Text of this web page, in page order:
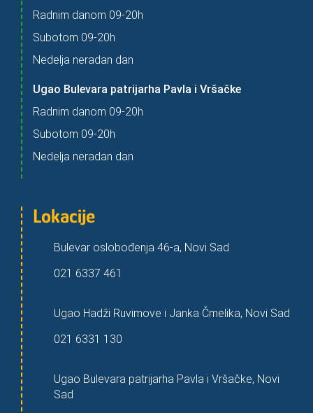
Radnim danom 09-20h
Subotom 09-20h
Nedelja neradan dan
Ugao Bulevara patrijarha Pavla i Vršačke
Radnim danom 09-20h
Subotom 09-20h
Nedelja neradan dan
Lokacije
Bulevar oslobođenja 46-a, Novi Sad
021 6337 461
Ugao Hadži Ruvimove i Janka Čmelika, Novi Sad
021 6331 130
Ugao Bulevara patrijarha Pavla i Vršačke, Novi
Sad